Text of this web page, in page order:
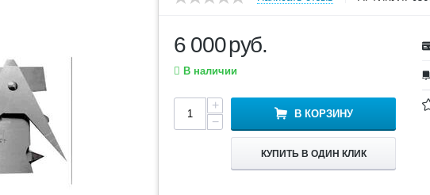
6 000руб.
В наличии
+
−
В КОРЗИНУ
КУПИТЬ В ОДИН КЛИК